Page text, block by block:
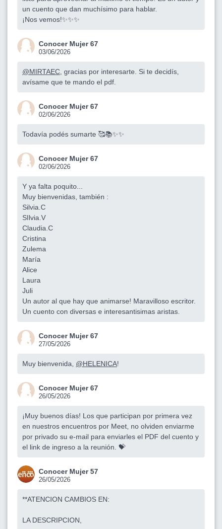
un cuento que dan muchísimo para hablar.
¡Nos vemos!✨✨✨
Conocer Mujer 67
03/06/2026
@MIRTAEC , gracias por interesarte. Si te decidís,
avísame que te mando el pdf.
Conocer Mujer 67
02/06/2026
Todavía podés sumarte 🥰📚✨✨
Conocer Mujer 67
02/06/2026
Y ya falta poquito...
Muy bienvenidas, también :
Silvia.C
SIlvia.V
Claudia.C
Cristina
Zulema
María
Alice
Laura
Juli
Un autor al que hay que animarse! Maravilloso escritor.
Un cuento con diversas e interesantisimas aristas.
Conocer Mujer 67
27/05/2026
Muy bienvenida, @HELENICA!
Conocer Mujer 67
26/05/2026
¡Muy buenos días! Los que participan por primera vez
en nuestros encuentros por Meet, no olviden enviarme
por privado su e-mail para enviarles el PDF del cuento y
el link de ingreso a la reunión. 💝
Conocer Mujer 57
26/05/2026
**ATENCION CAMBIOS EN:
LA DESCRIPCION,